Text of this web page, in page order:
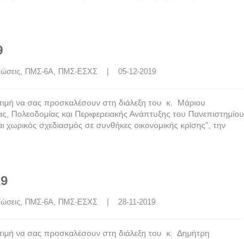
, ΠΜΣ-6Α, ΠΜΣ-ΕΣΧΣ
    |    05-12-2019
να σας προσκαλέσουν στη διάλεξη του κ. Μάριου
και Περιφερειακής Ανάπτυξης του Πανεπιστημίου
σχεδιασμός σε συνθήκες οικονομικής κρίσης”, την
, ΠΜΣ-6Α, ΠΜΣ-ΕΣΧΣ
    |    28-11-2019
να σας προσκαλέσουν στη διάλεξη του κ. Δημήτρη